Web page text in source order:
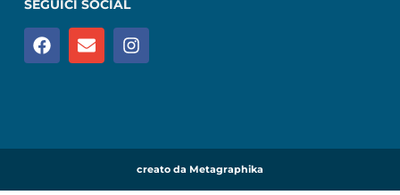
SEGUICI SOCIAL
creato da Metagraphika